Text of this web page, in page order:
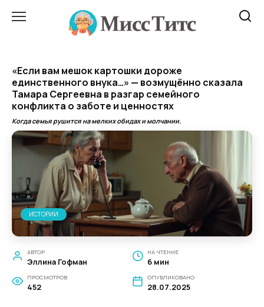
«Если вам мешок картошки дороже
единственного внука…» — возмущённо сказала
Тамара Сергеевна в разгар семейного
конфликта о заботе и ценностях
Когда семья рушится на мелких обидах и молчании.
ИСТОРИИ
АВТОР
Эллина Гофман
НА ЧТЕНИЕ
6 мин
ПРОСМОТРОВ
452
ОПУБЛИКОВАНО
28.07.2025